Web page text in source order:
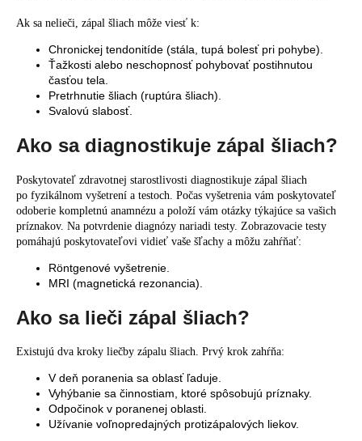
Ak sa nelieči, zápal šliach môže viesť k:
Chronickej tendonitíde (stála, tupá bolesť pri pohybe).
Ťažkosti alebo neschopnosť pohybovať postihnutou
časťou tela.
Pretrhnutie šliach (ruptúra šliach).
Svalovú slabosť.
Ako sa diagnostikuje zápal šliach?
Poskytovateľ zdravotnej starostlivosti diagnostikuje zápal šliach
po fyzikálnom vyšetrení a testoch. Počas vyšetrenia vám poskytovateľ
odoberie kompletnú anamnézu a položí vám otázky týkajúce sa vašich
príznakov. Na potvrdenie diagnózy nariadi testy. Zobrazovacie testy
pomáhajú poskytovateľovi vidieť vaše šľachy a môžu zahŕňať:
Röntgenové vyšetrenie.
MRI (magnetická rezonancia).
Ako sa lieči zápal šliach?
Existujú dva kroky liečby zápalu šliach. Prvý krok zahŕňa:
V deň poranenia sa oblasť ľaduje.
Vyhýbanie sa činnostiam, ktoré spôsobujú príznaky.
Odpočinok v poranenej oblasti.
Užívanie voľnopredajných protizápalových liekov.